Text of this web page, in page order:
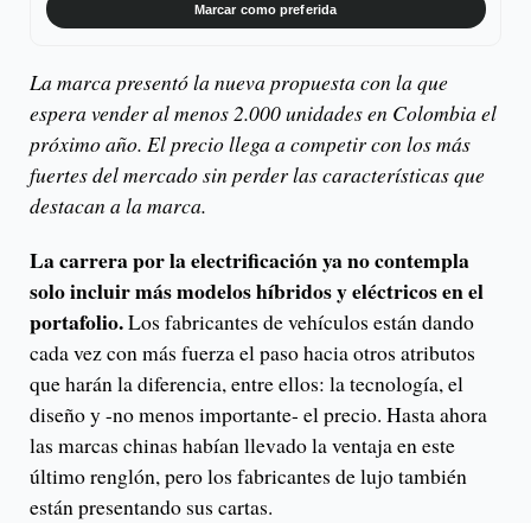
Marcar como preferida
La marca presentó la nueva propuesta con la que
espera vender al menos 2.000 unidades en Colombia el
próximo año. El precio llega a competir con los más
fuertes del mercado sin perder las características que
destacan a la marca.
La carrera por la electrificación ya no contempla
solo incluir más modelos híbridos y eléctricos en el
portafolio.Los fabricantes de vehículos están dando
cada vez con más fuerza el paso hacia otros atributos
que harán la diferencia, entre ellos: la tecnología, el
diseño y -no menos importante- el precio. Hasta ahora
las marcas chinas habían llevado la ventaja en este
último renglón, pero los fabricantes de lujo también
están presentando sus cartas.